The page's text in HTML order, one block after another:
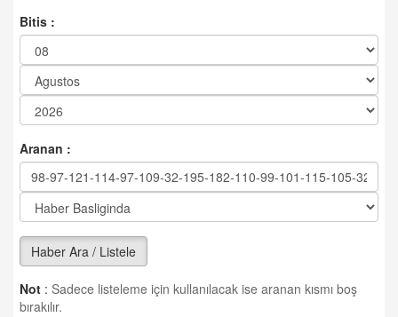
Bitis :
Aranan :
Haber Ara / Listele
Not : Sadece listeleme için kullanılacak ise aranan kısmı boş
bırakılır.